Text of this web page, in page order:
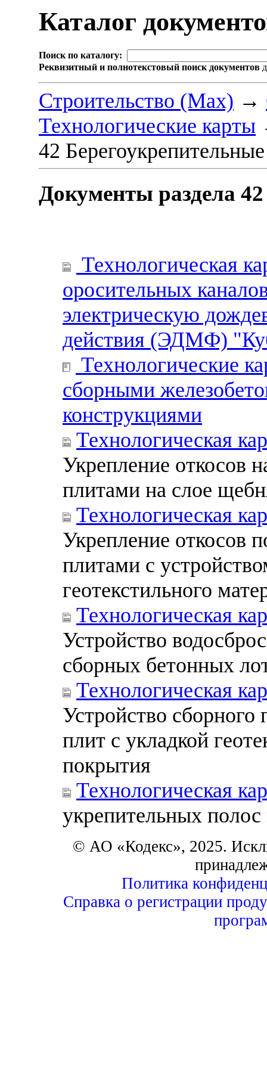
Каталог
Поиск по каталогу:
Реквизитный и полнотекстовый поиск документов
Строительство (Max) →
Технологические карты
42
Документы раздела
Технологическая
оросительных
электрическую
действия (ЭДМФ)
Технологические
сборными
конструкциями
Технологическая
Укрепление откосов
плитами на слое
Технологическая
Укрепление откосов
плитами с
геотекстильного
Технологическая
Устройство
сборных бетонных
Технологическая
Устройство
плит с укладкой
покрытия
Технологическая
укрепительных
© АО «Кодекс», 2025.
Политика
Справка о регистрации